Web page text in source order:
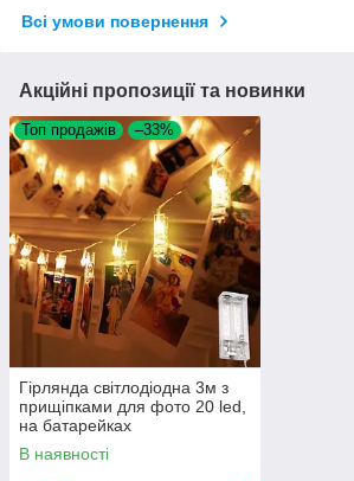
Всі умови повернення
Акційні пропозиції та новинки
Топ продажів –33%
Гірлянда світлодіодна 3м з
прищіпками для фото 20 led,
на батарейках
В наявності